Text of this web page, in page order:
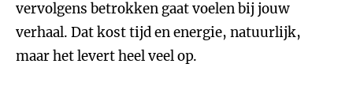
vervolgens betrokken gaat voelen bij jouw
verhaal. Dat kost tijd en energie, natuurlijk,
maar het levert heel veel op.